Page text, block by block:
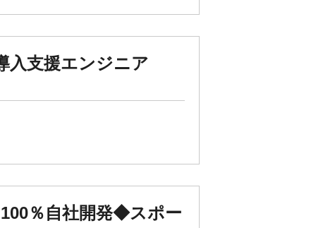
入支援エンジニア
％自社開発◆スポー